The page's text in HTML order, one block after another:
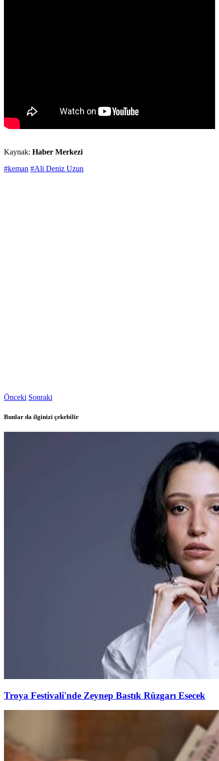
Kaynak: Haber Merkezi
#keman #Ali Deniz Uzun
Önceki Sonraki
Bunlar da ilginizi çekebilir
Troya Festivali'nde Zeynep Bastık Rüzgarı Esecek